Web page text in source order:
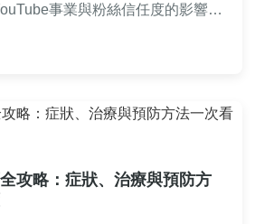
事業與粉絲信任度的影響。
全攻略：症狀、治療與預防方